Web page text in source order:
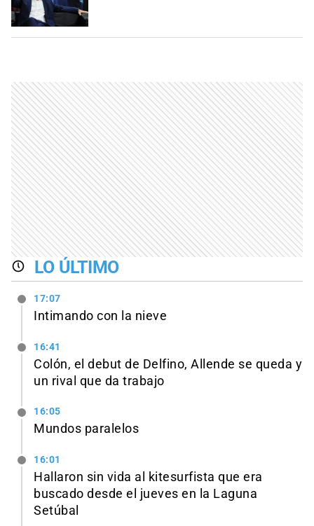
LO ÚLTIMO
17:07
Intimando con la nieve
16:41
Colón, el debut de Delfino, Allende se queda y
un rival que da trabajo
16:05
Mundos paralelos
16:01
Hallaron sin vida al kitesurfista que era
buscado desde el jueves en la Laguna
Setúbal